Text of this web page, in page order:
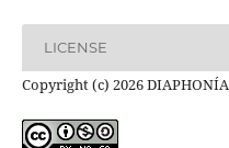
LICENSE
Copyright (c) 2026